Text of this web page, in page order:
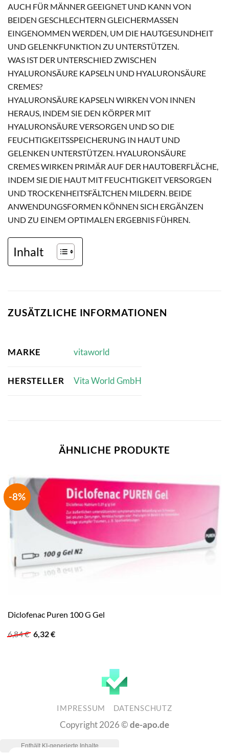
AUCH FÜR MÄNNER GEEIGNET UND KANN VON
BEIDEN GESCHLECHTERN GLEICHERMASSEN E
INGENOMMEN WERDEN, UM DIE HAUTGESUNDHEIT U
ND GELENKFUNKTION ZU UNTERSTÜTZEN.
WAS IST DER UNTERSCHIED ZWISCHEN
HYALURONSÄURE KAPSELN UND HYALURONSÄURE
CREMES?
HYALURONSÄURE KAPSELN WIRKEN VON INNEN
HERAUS, INDEM SIE DEN KÖRPER MIT
HYALURONSÄURE VERSORGEN UND SO DIE
FEUCHTIGKEITSSPEICHERUNG IN HAUT UND
GELENKEN UNTERSTÜTZEN. HYALURONSÄURE
CREMES WIRKEN PRIMÄR AUF DER HAUTOBERFLÄCHE,
INDEM SIE DIE HAUT MIT FEUCHTIGKEIT VERSORGEN
UND TROCKENHEITSFÄLTCHEN MILDERN. BEIDE
ANWENDUNGSFORMEN KÖNNEN SICH ERGÄNZEN
UND ZU EINEM OPTIMALEN ERGEBNIS FÜHREN.
Inhalt
ZUSÄTZLICHE INFORMATIONEN
MARKE vitaworld
HERSTELLER Vita World GmbH
ÄHNLICHE PRODUKTE
-8%
Diclofenac Puren 100 G Gel
6,84€ Ursprünglicher
Preis
6,32€Aktueller
IMPRESSUM DATENSCHUTZ
Copyright 2026 ©de-apo.de